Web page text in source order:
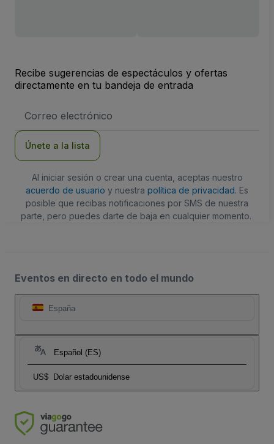
Recibe sugerencias de espectáculos y ofertas
directamente en tu bandeja de entrada
de
Únete a la lista
Al iniciar sesión o crear una cuenta, aceptas nuestro
acuerdo de usuario y nuestra política de privacidad. Es
posible que recibas notificaciones por SMS de nuestra
parte, pero puedes darte de baja en cualquier momento.
Eventos en directo en todo el mundo
España
Español (ES)
US$ Dolar estadounidense